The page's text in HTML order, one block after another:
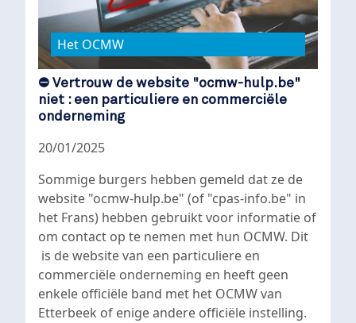
Het OCMW
⛔ Vertrouw de website "ocmw-hulp.be"
niet : een particuliere en commerciële
onderneming
20/01/2025
Sommige burgers hebben gemeld dat ze de
website "ocmw-hulp.be" (of "cpas-info.be" in
het Frans) hebben gebruikt voor informatie of
om contact op te nemen met hun OCMW. Dit
is de website van een particuliere en
commerciële onderneming en heeft geen
enkele officiële band met het OCMW van
Etterbeek of enige andere officiële instelling.